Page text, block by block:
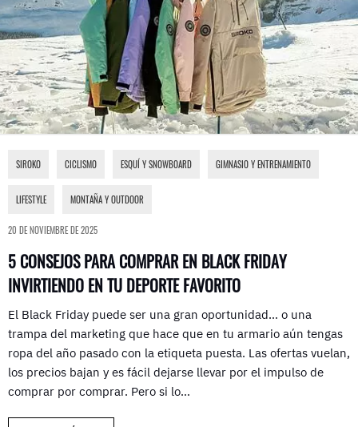
5 CONSEJOS PARA COMPRAR EN BLACK FRIDAY
INVIRTIENDO EN TU DEPORTE FAVORITO
SIROKO CICLISMO ESQUÍ Y SNOWBOARD GIMNASIO Y ENTRENAMIENTO
LIFESTYLE MONTAÑA Y OUTDOOR
20 DE NOVIEMBRE DE 2025
El Black Friday puede ser una gran oportunidad… o una
trampa del marketing que hace que en tu armario aún tengas
ropa del año pasado con la etiqueta puesta. Las ofertas vuelan,
los precios bajan y es fácil dejarse llevar por el impulso de
comprar por comprar. Pero si lo…